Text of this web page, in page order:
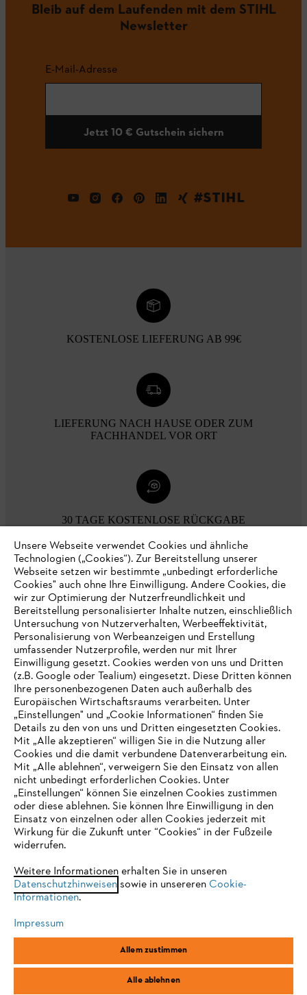
Bleib auf dem Laufenden mit dem STIHL
Newsletter
E-Mail-Adresse
Jetzt 10 € Gutschein sichern
#STIHL
KOSTENLOSE LIEFERUNG AB 99€
LIEFERUNG NACH HAUSE ODER ZUM
FACHHANDEL VOR ORT
30 TAGE KOSTENLOSE RÜCKGABE
Zahlungsmöglichkeiten
Unternehmen
Online Shop
Service
Allgemeine Geschäftsbedingungen
Impressum Cookies Rechtliche Informationen
STIHL Vertriebszentrale AG & Co. KG, D-64807 Dieburg
IHR BROWSER WIRD NICHT
UNTERSTÜTZT
eine optimale Nutzung unserer Seite empfehlen wir Ihnen, zu
einem der folgenden Browser zu wechseln:
Firefox Chrome
Unsere Webseite verwendet Cookies und ähnliche
Technologien („Cookies“). Zur Bereitstellung unserer
Webseite setzen wir bestimmte „unbedingt erforderliche
Cookies" auch ohne Ihre Einwilligung. Andere Cookies, die
wir zur Optimierung der Nutzerfreundlichkeit und
Bereitstellung personalisierter Inhalte nutzen, einschließlich
Untersuchung von Nutzerverhalten, Werbeeffektivität,
Personalisierung von Werbeanzeigen und Erstellung
umfassender Nutzerprofile, werden nur mit Ihrer
Einwilligung gesetzt. Cookies werden von uns und Dritten
(z.B. Google oder Tealium) eingesetzt. Diese Dritten können
Ihre personenbezogenen Daten auch außerhalb des
Europäischen Wirtschaftsraums verarbeiten. Unter
„Einstellungen" und „Cookie Informationen“ finden Sie
Details zu den von uns und Dritten eingesetzten Cookies.
Mit „Alle akzeptieren“ willigen Sie in die Nutzung aller
Cookies und die damit verbundene Datenverarbeitung ein.
Mit „Alle ablehnen“, verweigern Sie den Einsatz von allen
nicht unbedingt erforderlichen Cookies. Unter
„Einstellungen“ können Sie einzelnen Cookies zustimmen
oder diese ablehnen. Sie können Ihre Einwilligung in den
Einsatz von einzelnen oder allen Cookies jederzeit mit
Wirkung für die Zukunft unter “Cookies“ in der Fußzeile
widerrufen.
Weitere Informationen erhalten Sie in unseren
Datenschutzhinweisensowie in unsereren Cookie-
Informationen.
Impressum
Allem zustimmen
Alle ablehnen